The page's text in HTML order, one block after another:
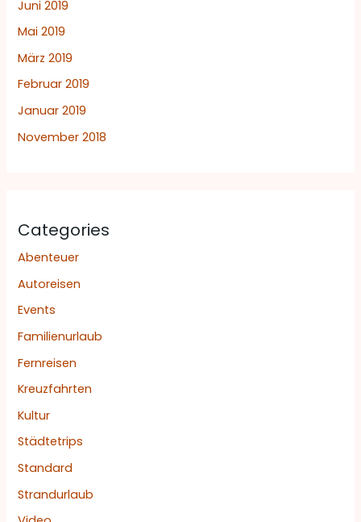
Juni 2019
Mai 2019
März 2019
Februar 2019
Januar 2019
November 2018
Categories
Abenteuer
Autoreisen
Events
Familienurlaub
Fernreisen
Kreuzfahrten
Kultur
Städtetrips
Standard
Strandurlaub